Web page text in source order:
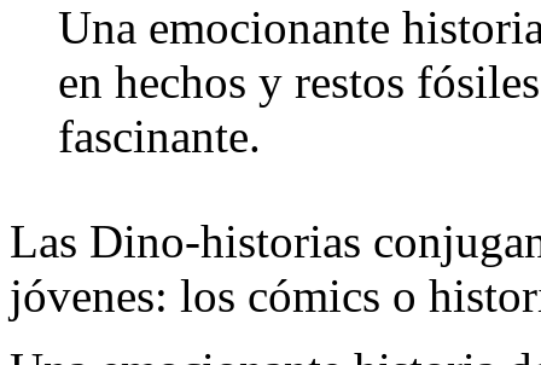
Una emocionante
en hechos y restos
fascinante.
Las Dino-historias
jóvenes: los cómics o